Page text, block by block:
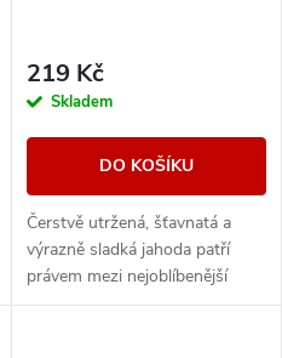
219 Kč
Skladem
DO KOŠÍKU
Čerstvě utržená, šťavnatá a
výrazně sladká jahoda patří
právem mezi nejoblíbenější
náplně. Silné ovocné tóny